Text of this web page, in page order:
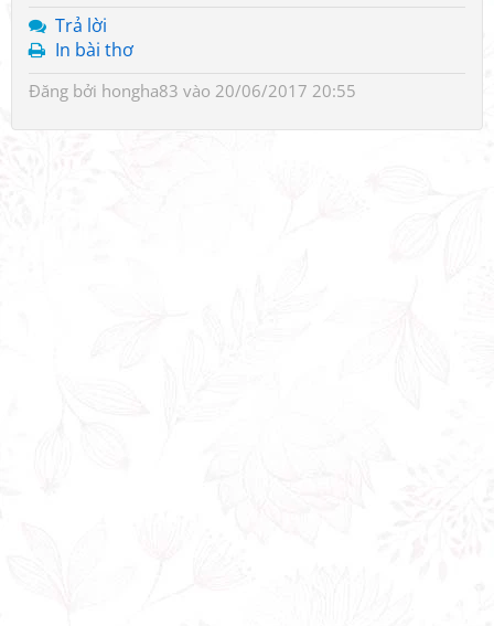
Trả lời
In bài thơ
Đăng bởi hongha83 vào 20/06/2017 20:55